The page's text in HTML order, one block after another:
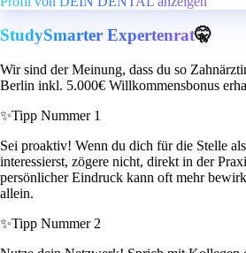
StudySmarter Expertenrat🤫
Wir sind der Meinung, dass du so
Berlin inkl. 5.000€ Willkommensbonus
✨Tipp Nummer 1
Sei proaktiv! Wenn du dich für die Stelle
interessierst, zögere nicht, direkt in der
persönlicher Eindruck kann oft mehr
allein.
✨Tipp Nummer 2